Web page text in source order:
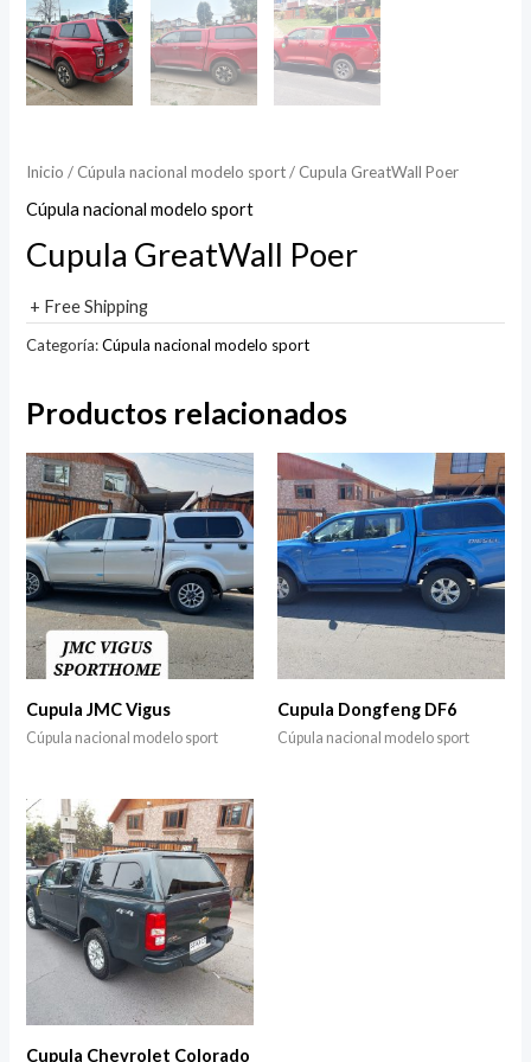
Inicio / Cúpula nacional modelo sport/ Cupula GreatWall Poer
Cúpula nacional modelo sport
Cupula GreatWall Poer
+ Free Shipping
Categoría:Cúpula nacional modelo sport
Productos relacionados
Cupula JMC Vigus
Cúpula nacional modelo sport
Cupula Dongfeng DF6
Cúpula nacional modelo sport
Cupula Chevrolet Colorado